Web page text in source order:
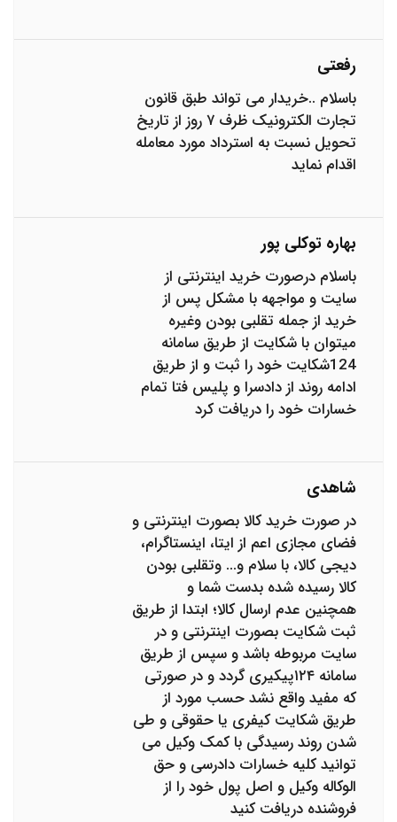
رفعتی
باسلام ..خریدار می تواند طبق قانون
تجارت الکترونیک ظرف ۷ روز از تاریخ
تحویل نسبت به استرداد مورد معامله
اقدام نماید
بهاره توکلی پور
باسلام درصورت خرید اینترنتی از
سایت و مواجهه با مشکل پس از
خرید از جمله تقلبی بودن وغیره
میتوان با شکایت از طریق سامانه
124شکایت خود را ثبت و از طریق
ادامه روند از دادسرا و پلیس فتا تمام
خسارات خود را دریافت کرد
شاهدی
در صورت خرید کالا بصورت اینترنتی و
فضای مجازی اعم از ایتا، اینستاگرام،
دیجی کالا، با سلام و... وتقلبی بودن
کالا رسیده شده بدست شما و
همچنین عدم ارسال کالا؛ ابتدا از طریق
ثبت شکایت بصورت اینترنتی و در
سایت مربوطه باشد و سپس از طریق
سامانه ۱۲۴پیکیری گردد و در صورتی
که مفید واقع نشد حسب مورد از
طریق شکایت کیفری یا حقوقی و طی
شدن روند رسیدگی با کمک وکیل می
توانید کلیه خسارات دادرسی و حق
الوکاله وکیل و اصل پول خود را از
فروشنده دریافت کنید